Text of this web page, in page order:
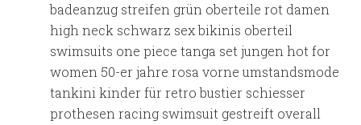
badeanzug streifen grün oberteile rot damen
high neck schwarz sex bikinis oberteil
swimsuits one piece tanga set jungen hot for
women 50-er jahre rosa vorne umstandsmode
tankini kinder für retro bustier schiesser
prothesen racing swimsuit gestreift overall